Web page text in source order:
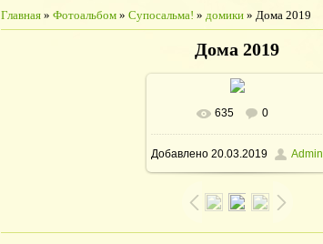
Главная » Фотоальбом » Супосальма! » домики » Дома 2019
Дома 2019
В реальном размере
1152x864/ 65.7Kb
635 0
Добавлено 20.03.2019 Admin